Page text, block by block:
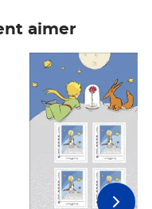
aimer
Prix 7,50€